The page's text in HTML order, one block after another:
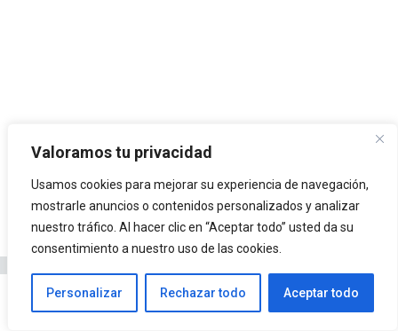
Valoramos tu privacidad
Usamos cookies para mejorar su experiencia de navegación,
mostrarle anuncios o contenidos personalizados y analizar
nuestro tráfico. Al hacer clic en “Aceptar todo” usted da su
consentimiento a nuestro uso de las cookies.
Personalizar Rechazar todo Aceptar todo